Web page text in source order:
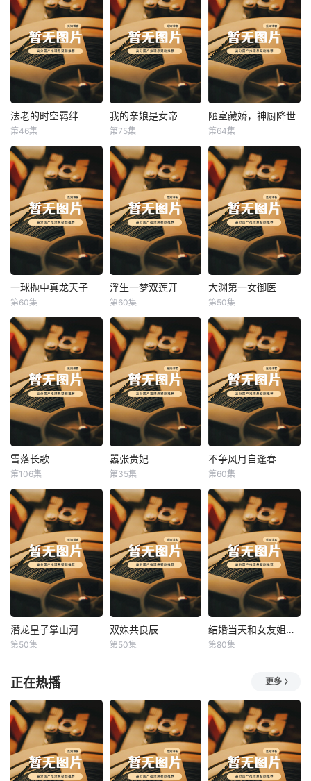
法老的时空羁绊
法老的时空羁绊
第46集
我的亲娘是女帝
我的亲娘是女帝
第75集
陋室藏娇，神厨降世
陋室藏娇，神厨降世
第64集
一球抛中真龙天子
一球抛中真龙天子
第60集
浮生一梦双莲开
浮生一梦双莲开
第60集
大渊第一女御医
大渊第一女御医
第50集
雪落长歌
雪落长歌
第106集
嚣张贵妃
嚣张贵妃
第35集
不争风月自逢春
不争风月自逢春
第60集
潜龙皇子掌山河
潜龙皇子掌山河
第50集
双姝共良辰
双姝共良辰
第50集
结婚当天和女友姐姐一起穿越了 结婚当天和女友姐姐一起穿越了
第80集
正在热播 更多